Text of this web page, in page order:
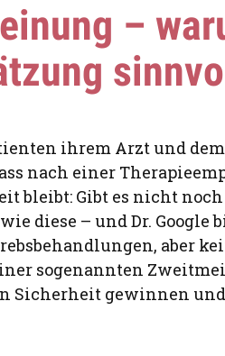
–
ihrem Arzt und
nach einer
bleibt: Gibt es nicht
diese – und Dr.
aber
sogenannten
Sicherheit gewinnen